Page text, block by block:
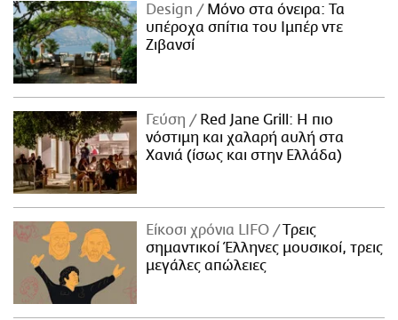
Design
Μόνο στα όνειρα: Τα
υπέροχα σπίτια του Ιμπέρ ντε
Ζιβανσί
Γεύση
Red Jane Grill: Η πιο
νόστιμη και χαλαρή αυλή στα
Χανιά (ίσως και στην Ελλάδα)
Είκοσι χρόνια LIFO
Tρεις
σημαντικοί Έλληνες μουσικοί, τρεις
μεγάλες απώλειες